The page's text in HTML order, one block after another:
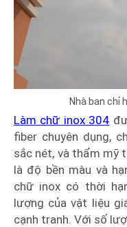
Nhà ban chỉ
Làm chữ inox 304
fiber chuyên dụng,
sắc nét, và thẩm mỹ
là độ bền màu và
chữ inox có thời
lượng của vật liệu
cạnh tranh. Với số